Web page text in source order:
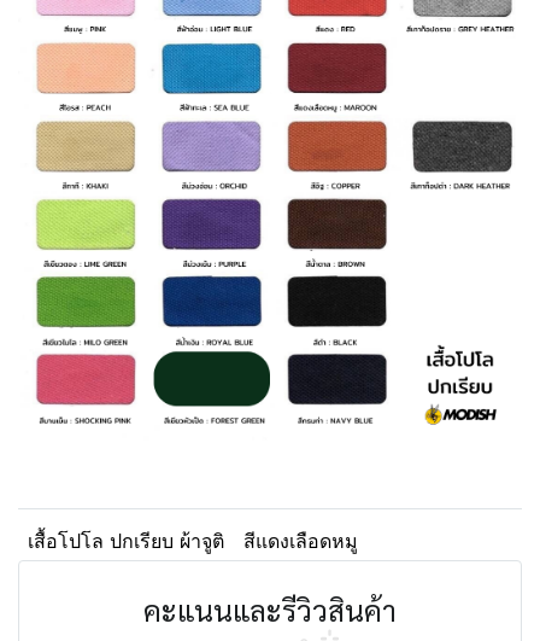
เสื้อโปโล ปกเรียบ ผ้าจูติ สีแดงเลือดหมู
คะแนนและรีวิวสินค้า